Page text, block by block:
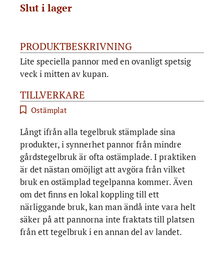
Slut i lager
PRODUKTBESKRIVNING
Lite speciella pannor med en ovanligt spetsig
veck i mitten av kupan.
TILLVERKARE
Ostämplat
Långt ifrån alla tegelbruk stämplade sina
produkter, i synnerhet pannor från mindre
gårdstegelbruk är ofta ostämplade. I praktiken
är det nästan omöjligt att avgöra från vilket
bruk en ostämplad tegelpanna kommer. Även
om det finns en lokal koppling till ett
närliggande bruk, kan man ändå inte vara helt
säker på att pannorna inte fraktats till platsen
från ett tegelbruk i en annan del av landet.